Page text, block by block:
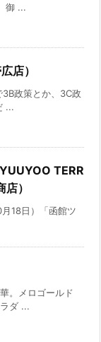
御 ...
店）
政策とか、3C政
...
TERR
）
18日）「函館ツ
。メロゴールド
ダ ...